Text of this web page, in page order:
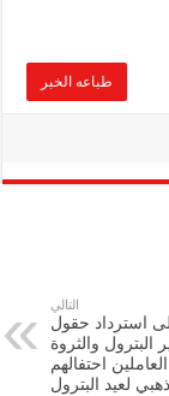
طباعه الخبر
التالي
استرداد حقول
البترول والثروة
احتفالهم
لعيد البترول